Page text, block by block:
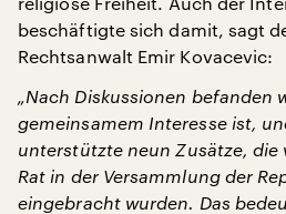
beschäftigte sich damit, sagt
Rechtsanwalt Emir Kovacevic:
„Nach Diskussionen befanden
gemeinsamem Interesse ist,
unterstützte neun Zusätze, die
Rat in der Versammlung der
eingebracht wurden. Das